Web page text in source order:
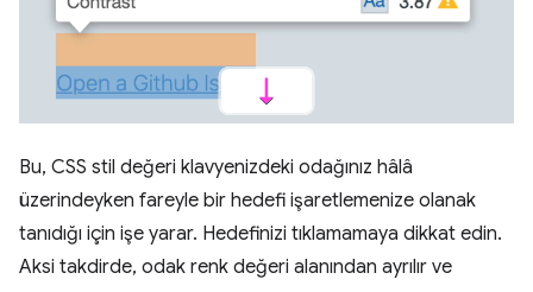
Bu, CSS stil değeri klavyenizdeki odağınız hâlâ
üzerindeyken fareyle bir hedefi işaretlemenize olanak
tanıdığı için işe yarar. Hedefinizi tıklamamaya dikkat edin.
Aksi takdirde, odak renk değeri alanından ayrılır ve